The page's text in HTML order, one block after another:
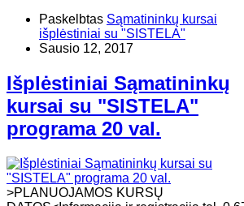
Paskelbtas Sąmatininkų kursai
išplėstiniai su "SISTELA"
Sausio 12, 2017
Išplėstiniai Sąmatininkų
kursai su "SISTELA"
programa 20 val.
>PLANUOJAMOS KURSŲ